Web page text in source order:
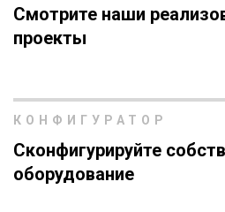
Смотрите наши
проекты
КОНФИГУРАТОР
Сконфигурируйте
оборудование